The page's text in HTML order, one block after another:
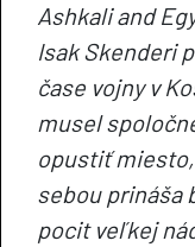
Ashkali and
Isak Skenderi
čase vojny v
musel
opustiť
sebou prináša
pocit veľkej